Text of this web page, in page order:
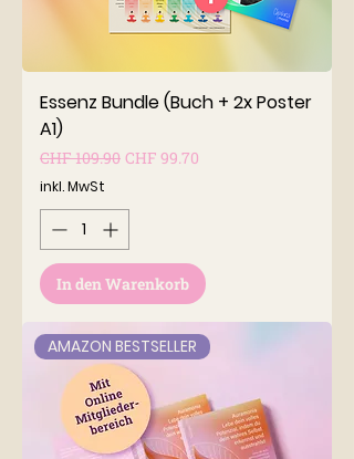
Essenz Bundle (Buch + 2x Poster
A1)
Standardpreis
CHF 109.90 Sale-Preis
CHF 99.70
inkl. MwSt
In den Warenkorb
AMAZON BESTSELLER